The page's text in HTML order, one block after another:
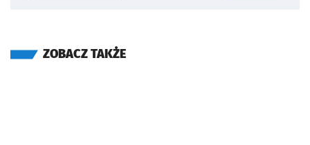
ZOBACZ TAKŻE